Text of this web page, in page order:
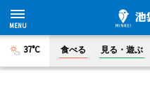
37°C 食べる 見る・遊ぶ